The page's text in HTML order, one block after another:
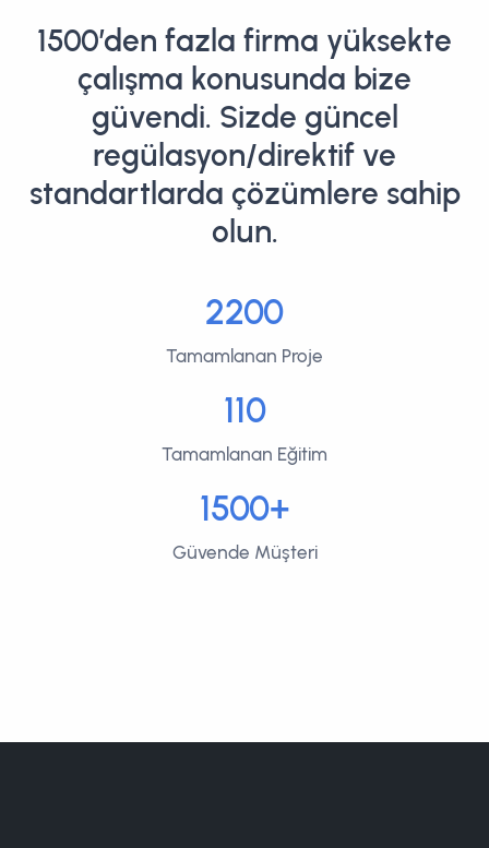
1500’den fazla firma yüksekte
çalışma konusunda bize
güvendi. Sizde güncel
regülasyon/direktif ve
standartlarda çözümlere sahip
olun.
2200
Tamamlanan Proje
110
Tamamlanan Eğitim
1500+
Güvende Müşteri